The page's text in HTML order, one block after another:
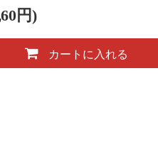
円)
カートに入れる